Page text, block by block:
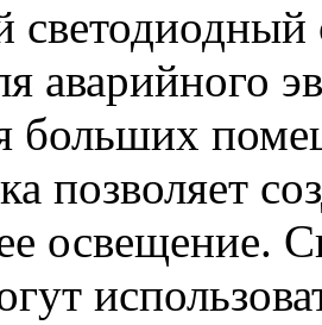
аварийного
больших
позволяет
освещение.